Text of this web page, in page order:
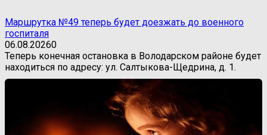
Маршрутка №49 теперь будет доезжать до военного
госпиталя
06.08.20260
Теперь конечная остановка в Володарском районе будет
находиться по адресу: ул. Салтыкова-Щедрина, д. 1.